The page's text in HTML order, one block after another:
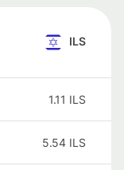
ILS
1.11 ILS
5.54 ILS